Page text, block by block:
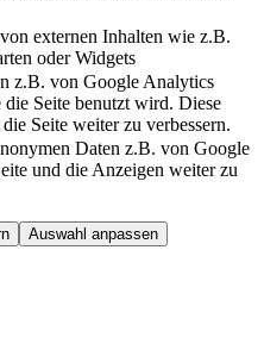
externen Inhalten wie z.B.
oder Widgets
z.B. von Google Analytics
Seite benutzt wird. Diese
Seite weiter zu verbessern.
Daten z.B. von Google
und die Anzeigen weiter zu
Auswahl anpassen